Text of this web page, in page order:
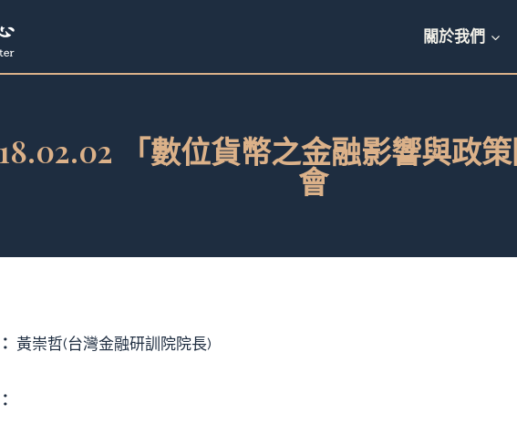
關於我們
「數位貨幣之金融影響與政
會
黃崇哲(台灣金融研訓院院長)